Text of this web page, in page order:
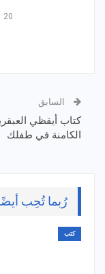
20 مشاركة
السابق
كتاب أيقظي
الكامنة في طفلك
رُبما تُحِب
كتب